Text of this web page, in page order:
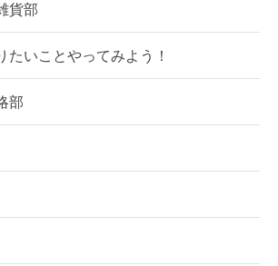
貨部
たいことやってみよう！
部